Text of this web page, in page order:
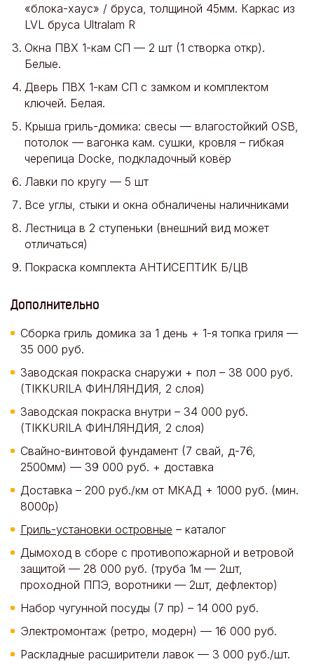
«блока-хаус» / бруса, толщиной 45мм. Каркас из
LVL бруса Ultralam R
Окна ПВХ 1-кам СП — 2 шт (1 створка откр).
Белые.
Дверь ПВХ 1-кам СП с замком и комплектом
ключей. Белая.
Крыша гриль-домика: свесы — влагостойкий OSB,
потолок — вагонка кам. сушки, кровля – гибкая
черепица Docke, подкладочный ковёр
Лавки по кругу — 5 шт
Все углы, стыки и окна обналичены наличниками
Лестница в 2 ступеньки (внешний вид может
отличаться)
Покраска комплекта АНТИСЕПТИК Б/ЦВ
Дополнительно
Сборка гриль домика за 1 день + 1-я топка гриля —
35 000 руб.
Заводская покраска снаружи + пол – 38 000 руб.
(TIKKURILA ФИНЛЯНДИЯ, 2 слоя)
Заводская покраска внутри – 34 000 руб.
(TIKKURILA ФИНЛЯНДИЯ, 2 слоя)
Свайно-винтовой фундамент (7 свай, д-76,
2500мм) — 39 000 руб. + доставка
Доставка – 200 руб./км от МКАД + 1000 руб. (мин.
8000р)
Гриль-установки островные – каталог
Дымоход в сборе с противопожарной и ветровой
защитой — 28 000 руб. (труба 1м — 2шт,
проходной ППЭ, воротники — 2шт, дефлектор)
Набор чугунной посуды (7 пр) – 14 000 руб.
Электромонтаж (ретро, модерн) — 16 000 руб.
Раскладные расширители лавок — 3 000 руб./шт.